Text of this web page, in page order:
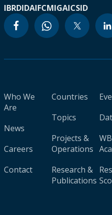
IBRDIDAIFCMIGAICSID
Who We
Are
News
Careers
Contact
Countries
Topics
Projects &
Operations
Research &
Publications